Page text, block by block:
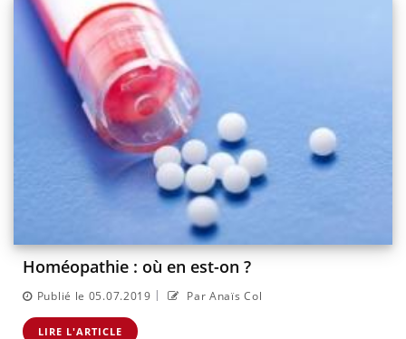
Homéopathie : où en est-on ?
Publié le 05.07.2019 | Par Anaïs Col
LIRE L'ARTICLE